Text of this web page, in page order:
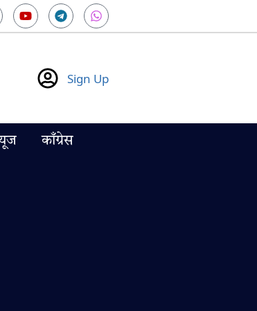
Sign Up
काँग्रेस